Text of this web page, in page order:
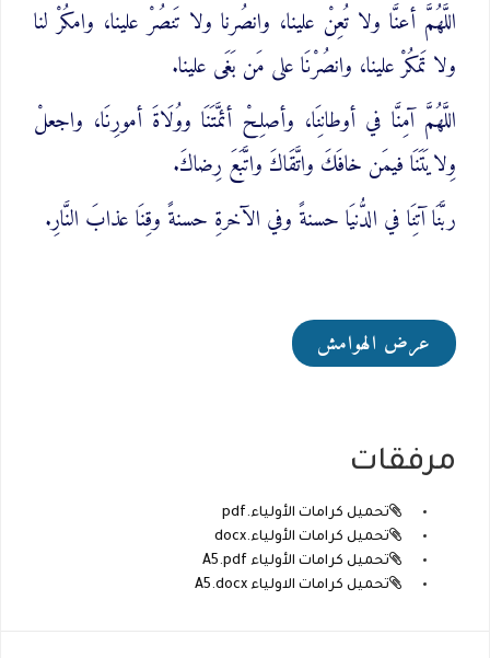
اللَّهُمَّ أعنَّا ولا تُعِنْ علينا، وانصُرنا ولا تَنصُرْ علينا، وامكُرْ لنا
ولا تَمكُرْ علينا، وانصُرْنَا على مَن بَغَى علينا.
اللَّهُمَّ آمِنَّا في أوطانِنَا، وأصلِحْ أئمَّتَنَا ووُلَاةَ أمورِنَا، واجعلْ
وِلايَتَنَا فيمَن خافَكَ واتَّقَاكَ واتَّبَعَ رِضاكَ.
ربَّنَا آتِنَا في الدُّنيَا حسنةً وفي الآخرةِ حسنةً وقِنَا عذابَ النَّارِ.
عرض الهوامش
مرفقات
تحميل كرامات الأولياء.pdf
تحميل كرامات الأولياء.docx
تحميل كرامات الأولياء A5.pdf
تحميل كرامات الاولياء A5.docx